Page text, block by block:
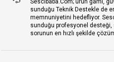
Sescibaba.Com; ürün gamı,
sunduğu Teknik Destekle de
memnuniyetini hedefliyor.
sunduğu profesyonel desteği,
sorunun en hızlı şekilde